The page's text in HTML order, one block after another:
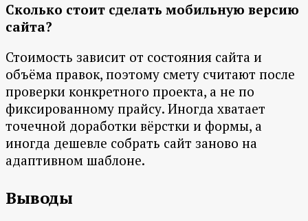
Сколько стоит сделать мобильную версию
сайта?
Стоимость зависит от состояния сайта и
объёма правок, поэтому смету считают после
проверки конкретного проекта, а не по
фиксированному прайсу. Иногда хватает
точечной доработки вёрстки и формы, а
иногда дешевле собрать сайт заново на
адаптивном шаблоне.
Выводы